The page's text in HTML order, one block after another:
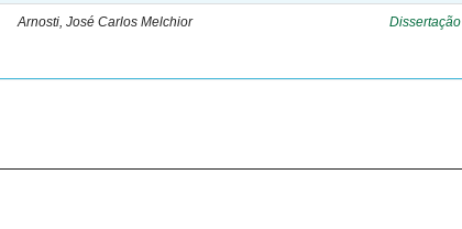
Arnosti, José Carlos Melchior Dissertação